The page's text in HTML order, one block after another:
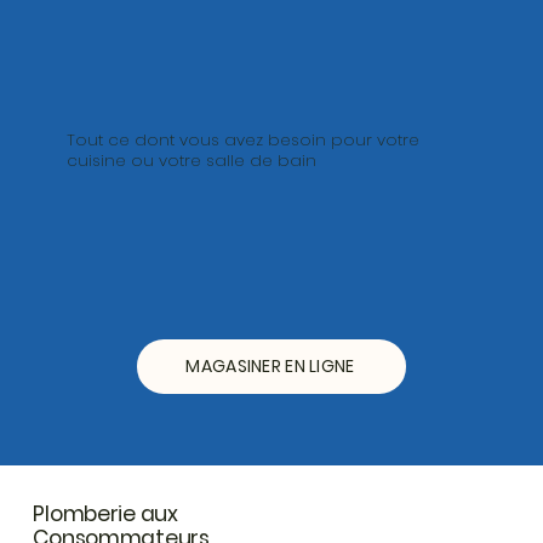
Tout ce dont vous avez besoin pour votre
cuisine ou votre salle de bain
MAGASINER EN LIGNE
Plomberie aux